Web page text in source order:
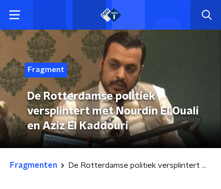
Fragment
De Rotterdamse politiek
versplintert met Nourdin El Ouali
en Aziz El Kaddouri
Fragmenten De Rotterdamse politiek versplintert met Nourdin El Ouali en Aziz El Kaddouri